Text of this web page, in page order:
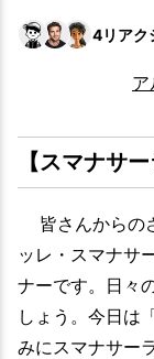
4リアク
【スマナサ
皆さんからの
ッレ・スマナサ
ナーです。日々
しょう。今日は
みにスマナサー